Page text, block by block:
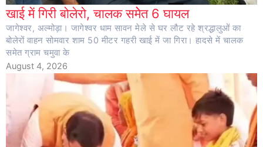
खाई में गिरी बोलेरो, चालक समेेत 6 घायल
जागेश्वर, अल्मोड़ा। जागेश्वर धाम सावन मेले से घर लौट रहे श्रद्धालुओं का
बोलेरों वाहन सोमवार शाम 50 मीटर गहरी खाई में जा गिरा। हादसे में चालक
समेत ग्राम चमुवा के
August 4, 2026